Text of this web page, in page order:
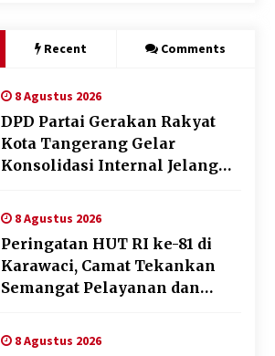
Recent Comments
8 Agustus 2026
DPD Partai Gerakan Rakyat
Kota Tangerang Gelar
Konsolidasi Internal Jelang
8 Agustus 2026
Peringatan HUT RI ke-81 di
Karawaci, Camat Tekankan
Semangat Pelayanan dan
8 Agustus 2026